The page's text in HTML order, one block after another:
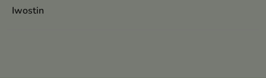
Iwostin